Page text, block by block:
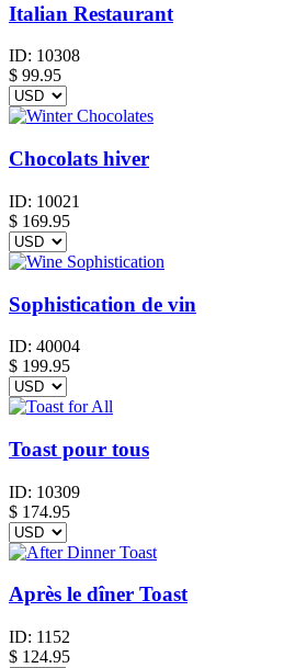
Italian Restaurant
ID: 10308
$ 99.95
Chocolats hiver
ID: 10021
$ 169.95
Sophistication de vin
ID: 40004
$ 199.95
Toast pour tous
ID: 10309
$ 174.95
Après le dîner Toast
ID: 1152
$ 124.95